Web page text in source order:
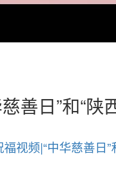
善日”和“陕
视频|“中华慈善日